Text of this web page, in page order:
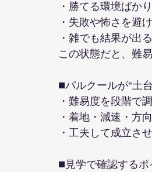
・勝てる環境ばか
・失敗や怖さを避
・雑でも結果が出
この状態だと、難
■パルクールが“土
・難易度を段階で
・着地・減速・方
・工夫して成立さ
■見学で確認するポ